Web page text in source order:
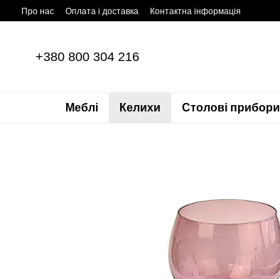
Перейти до основного контенту
Про нас Оплата і доставка Контактна інформація
+380 800 304 216
Меблі Келихи Столові прибори